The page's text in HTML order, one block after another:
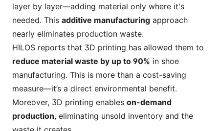
layer by layer—adding material only where it's
needed. This additive manufacturing approach
nearly eliminates production waste.
HILOS reports that 3D printing has allowed them to
reduce material waste by up to 90% in shoe
manufacturing. This is more than a cost-saving
measure—it’s a direct environmental benefit.
Moreover, 3D printing enables on-demand
production, eliminating unsold inventory and the